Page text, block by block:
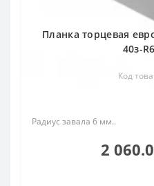
Планка торцевая
40з-
Код
Радиус завала 6 мм..
2